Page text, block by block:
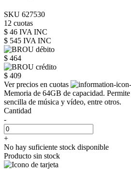
SKU 627530
12 cuotas
$ 46 IVA INC
$ 545 IVA INC
$ 464
$ 409
Ver precios en cuotas
Memoria de 64GB de capacidad.
sencilla de música y vídeo, entre otros.
Cantidad
-
+
No hay suficiente stock disponible
Producto sin stock